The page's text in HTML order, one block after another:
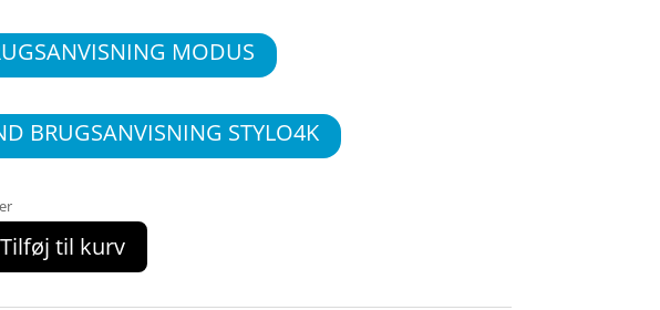
MODUS
BRUGSANVISNING STYLO4K
Tilføj til kurv